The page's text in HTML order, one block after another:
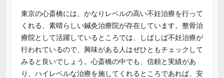
東京の心斎橋には、かなりレベルの高い不妊治療を行って
くれる、素晴らしい鍼灸治療院が存在しています。整骨治
療院として活躍しているところでは、しばしば不妊治療が
行われているので、興味がある人はぜひともチェックして
みると良いでしょう。心斎橋の中でも、信頼と実績があ
り、ハイレベルな治療を施してくれるところであれば、安